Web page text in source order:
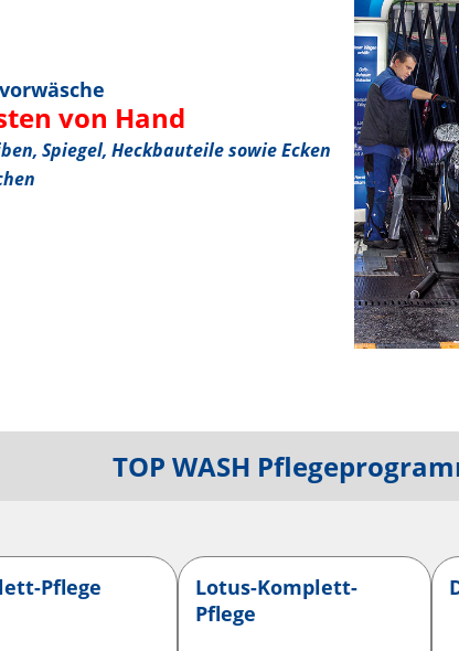
von Hand
Spiegel, Heckbauteile sowie Ecken
TOP WASH
Pflege
Lotus-Komplett-
Pflege